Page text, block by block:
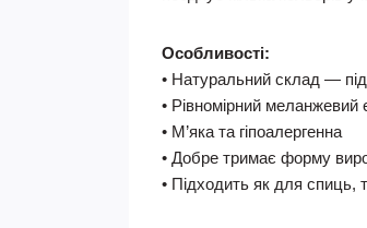
Особливості:
• Натуральний склад —
• Рівномірний меланжевий
• М’яка та гіпоалергенна
• Добре тримає форму
• Підходить як для спиць,